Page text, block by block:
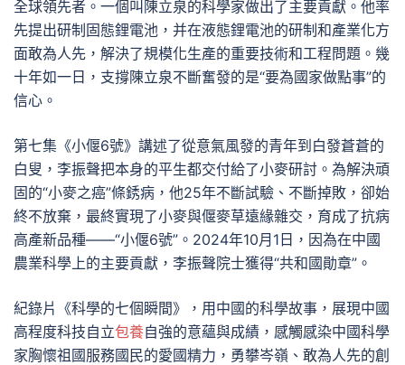
全球領先者。一個叫陳立泉的科學家做出了主要貢獻。他率
先提出研制固態鋰電池，并在液態鋰電池的研制和產業化方
面敢為人先，解決了規模化生產的重要技術和工程問題。幾
十年如一日，支撐陳立泉不斷奮發的是“要為國家做點事”的
信心。
第七集《小偃6號》講述了從意氣風發的青年到白發蒼蒼的
白叟，李振聲把本身的平生都交付給了小麥研討。為解決頑
固的“小麥之癌”條銹病，他25年不斷試驗、不斷掉敗，卻始
終不放棄，最終實現了小麥與偃麥草遠緣雜交，育成了抗病
高產新品種——“小偃6號”。2024年10月1日，因為在中國
農業科學上的主要貢獻，李振聲院士獲得“共和國勛章”。
紀錄片《科學的七個瞬間》，用中國的科學故事，展現中國
高程度科技自立包養自強的意蘊與成績，感觸感染中國科學
家胸懷祖國服務國民的愛國精力，勇攀岑嶺、敢為人先的創